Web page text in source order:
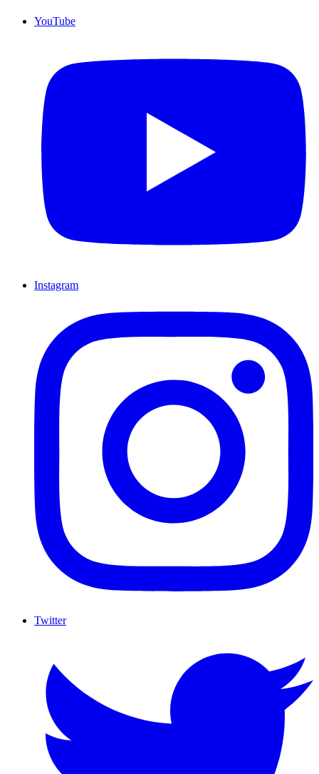
YouTube
Instagram
Twitter